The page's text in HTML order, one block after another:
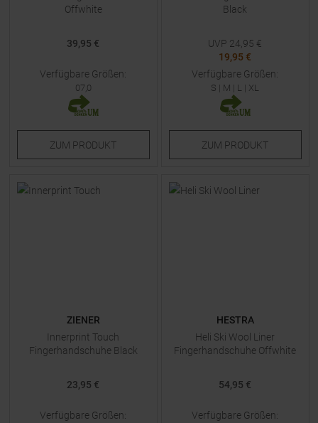
Offwhite
39,95 €
Verfügbare Größen:
07,0
ZUM PRODUKT
Black
UVP 24,95 €
19,95 €
Verfügbare Größen:
S | M | L | XL
ZUM PRODUKT
ZIENER
Innerprint Touch
Fingerhandschuhe Black
23,95 €
Verfügbare Größen:
HESTRA
Heli Ski Wool Liner
Fingerhandschuhe Offwhite
54,95 €
Verfügbare Größen: